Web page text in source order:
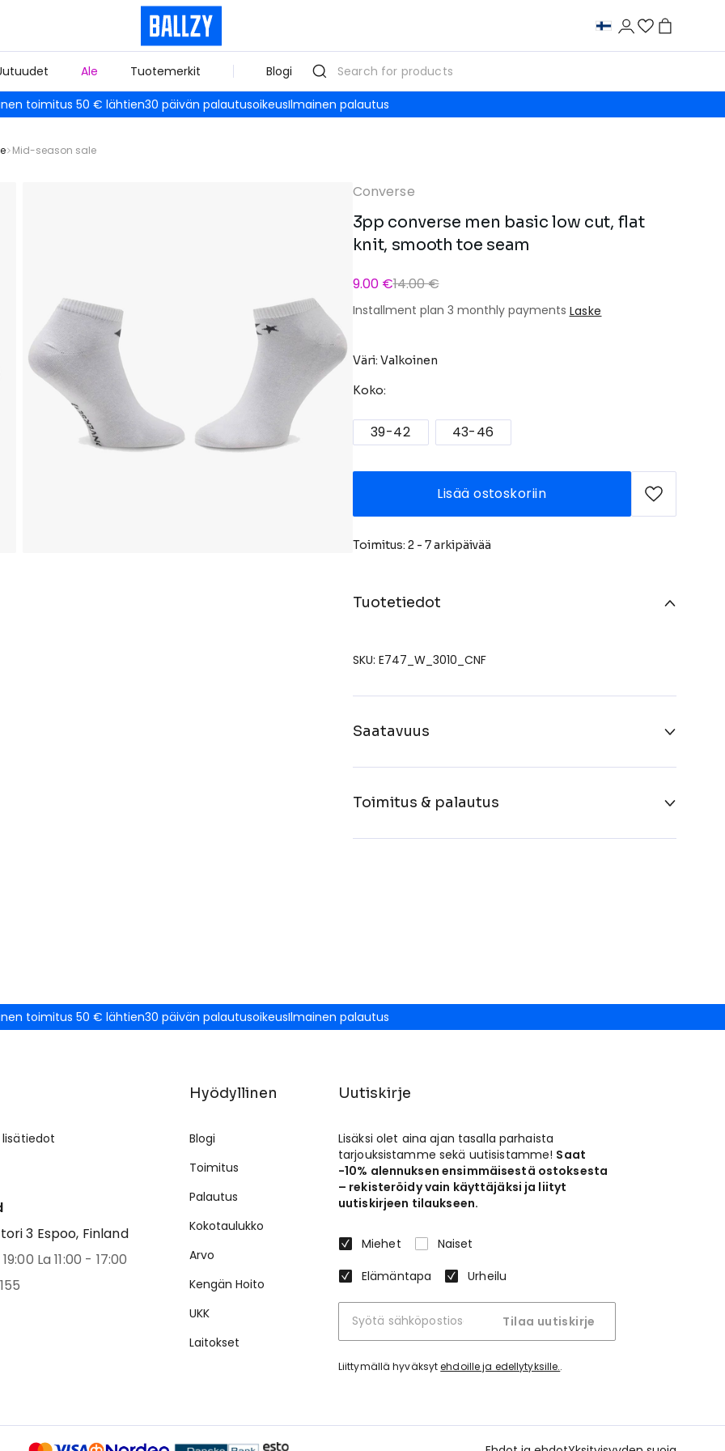
Ale Tuotemerkit Blogi
toimitus 50 € lähtien30 päivän palautusoikeusIlmainen palautus
Mid-season sale
Converse
3pp converse men basic low cut, flat
knit, smooth toe seam
9.00 €14.00 €
Installment plan 3 monthly payments Laske
Väri: Valkoinen
Koko:
39-42 43-46
Lisää ostoskoriin
Toimitus: 2 - 7 arkipäivää
Tuotetiedot
SKU: E747_W_3010_CNF
Saatavuus
Toimitus & palautus
toimitus 50 € lähtien30 päivän palautusoikeusIlmainen palautus
3 Espoo, Finland
La 11:00 - 17:00
Hyödyllinen
Blogi
Toimitus
Palautus
Kokotaulukko
Arvo
Kengän Hoito
UKK
Laitokset
Uutiskirje
Lisäksi olet aina ajan tasalla parhaista
tarjouksistamme sekä uutisistamme! Saat
-10% alennuksen ensimmäisestä ostoksesta
– rekisteröidy vain käyttäjäksi ja liityt
uutiskirjeen tilaukseen.
Miehet
Naiset
Elämäntapa
Urheilu
Tilaa uutiskirje
Liittymällä hyväksytehdoille ja edellytyksille..